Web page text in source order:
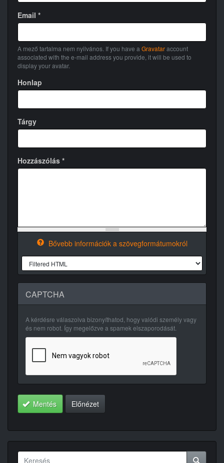
Email *
A mező tartalma nem nyilvános. If you have aGravataraccount
associated with the e-mail address you provide, it will be used to
display your avatar.
Honlap
Tárgy
Hozzászólás *
Bővebb információk a szövegformátumokról
CAPTCHA
A kérdésre válaszolva bizonyíthatod, hogy valódi személy vagy
és nem robot. Így megelőzve a spamek elszaporodását.
Mentés Előnézet